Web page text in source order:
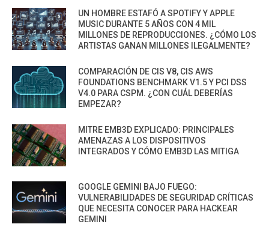
UN HOMBRE ESTAFÓ A SPOTIFY Y APPLE
MUSIC DURANTE 5 AÑOS CON 4 MIL
MILLONES DE REPRODUCCIONES. ¿CÓMO LOS
ARTISTAS GANAN MILLONES ILEGALMENTE?
COMPARACIÓN DE CIS V8, CIS AWS
FOUNDATIONS BENCHMARK V1.5 Y PCI DSS
V4.0 PARA CSPM. ¿CON CUÁL DEBERÍAS
EMPEZAR?
MITRE EMB3D EXPLICADO: PRINCIPALES
AMENAZAS A LOS DISPOSITIVOS
INTEGRADOS Y CÓMO EMB3D LAS MITIGA
GOOGLE GEMINI BAJO FUEGO:
VULNERABILIDADES DE SEGURIDAD CRÍTICAS
QUE NECESITA CONOCER PARA HACKEAR
GEMINI